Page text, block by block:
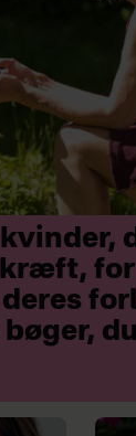
kræft,
bøger,